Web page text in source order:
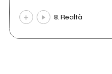
8. Realtà